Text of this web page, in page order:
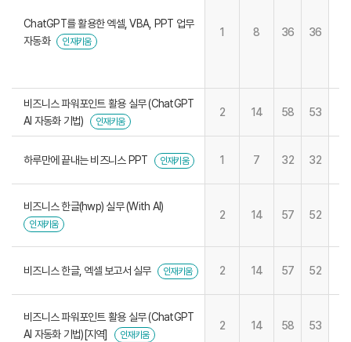
ChatGPT를 활용한 엑셀, VBA, PPT 업무
자동화
인재키움
1 8 36 36
비즈니스 파워포인트 활용 실무 (ChatGPT
AI 자동화 기법)
인재키움
2 14 58 53
하루만에 끝내는 비즈니스 PPT 인재키움 1 7 32 32
비즈니스 한글(hwp) 실무 (With AI)
인재키움
2 14 57 52
비즈니스 한글, 엑셀 보고서 실무 인재키움 2 14 57 52
비즈니스 파워포인트 활용 실무 (ChatGPT
AI 자동화 기법)[지역]
인재키움
2 14 58 53